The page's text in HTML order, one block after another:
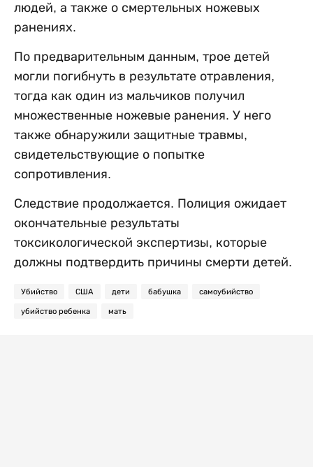
людей, а также о смертельных ножевых
ранениях.
По предварительным данным, трое детей
могли погибнуть в результате отравления,
тогда как один из мальчиков получил
множественные ножевые ранения. У него
также обнаружили защитные травмы,
свидетельствующие о попытке
сопротивления.
Следствие продолжается. Полиция ожидает
окончательные результаты
токсикологической экспертизы, которые
должны подтвердить причины смерти детей.
Убийство США дети бабушка самоубийство
убийство ребенка мать